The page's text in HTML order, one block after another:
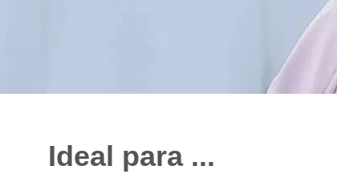
Ideal para ...